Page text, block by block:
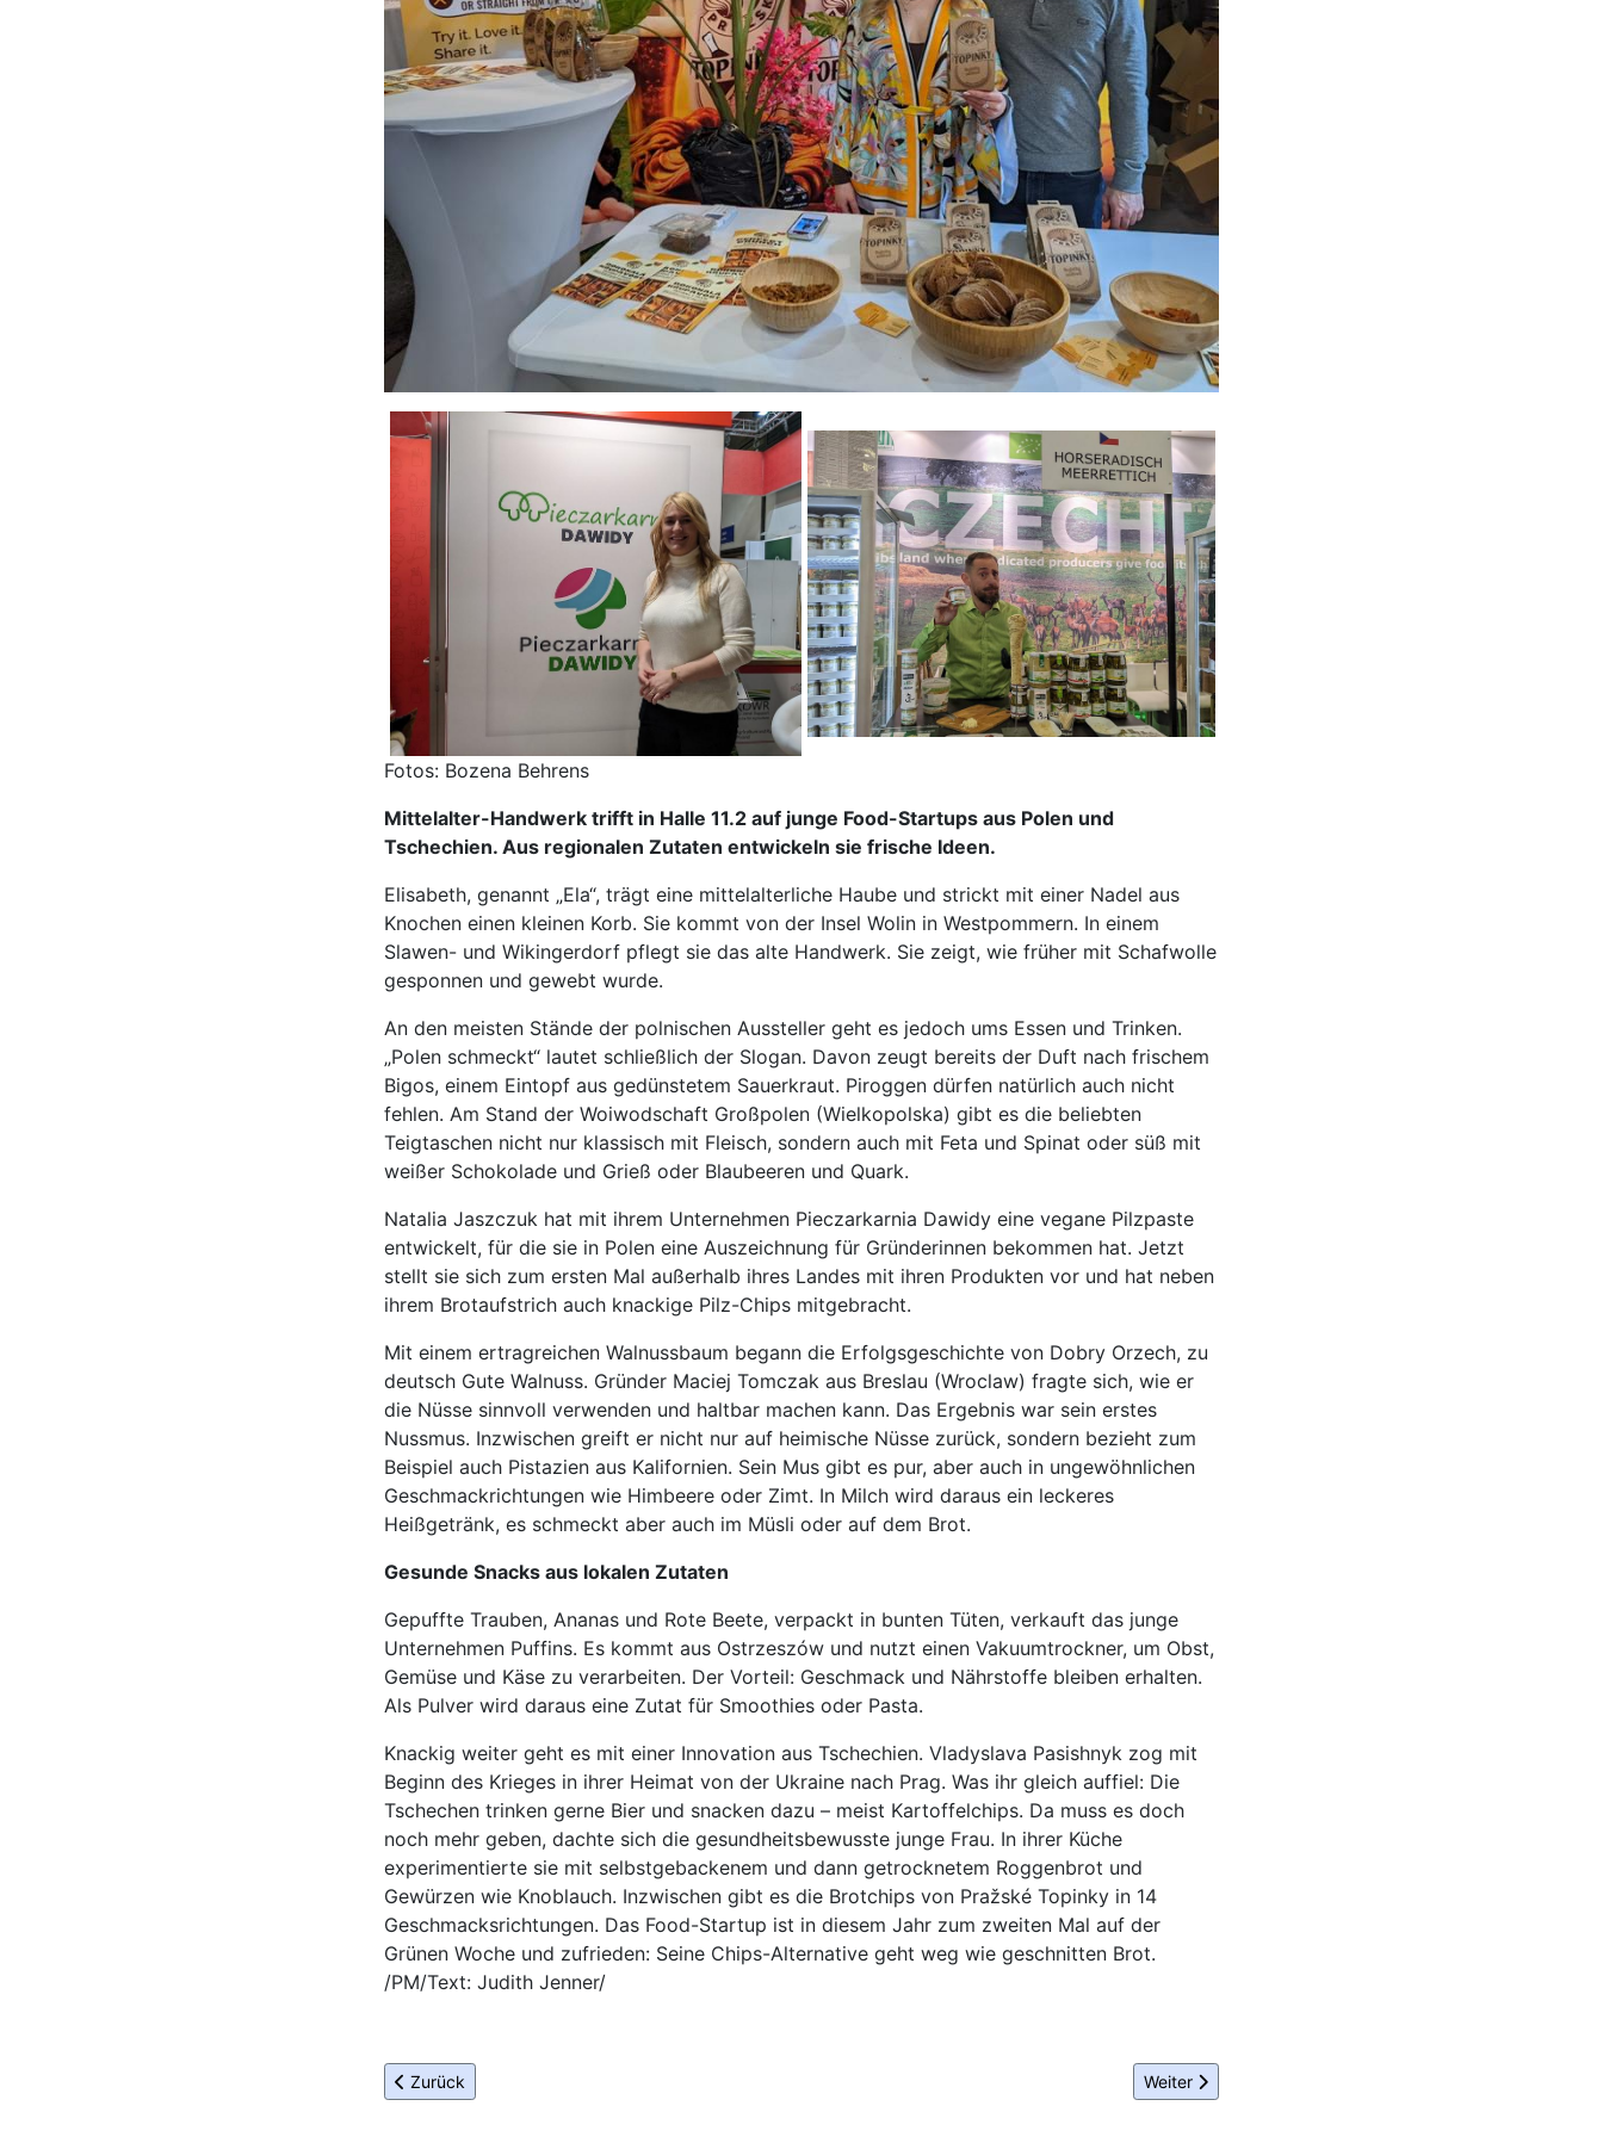
Fotos: Bozena Behrens
Mittelalter-Handwerk trifft in Halle 11.2 auf junge Food-Startups aus Polen und
Tschechien. Aus regionalen Zutaten entwickeln sie frische Ideen.
Elisabeth, genannt „Ela“, trägt eine mittelalterliche Haube und strickt mit einer Nadel aus
Knochen einen kleinen Korb. Sie kommt von der Insel Wolin in Westpommern. In einem
Slawen- und Wikingerdorf pflegt sie das alte Handwerk. Sie zeigt, wie früher mit Schafwolle
gesponnen und gewebt wurde.
An den meisten Stände der polnischen Aussteller geht es jedoch ums Essen und Trinken.
„Polen schmeckt“ lautet schließlich der Slogan. Davon zeugt bereits der Duft nach frischem
Bigos, einem Eintopf aus gedünstetem Sauerkraut. Piroggen dürfen natürlich auch nicht
fehlen. Am Stand der Woiwodschaft Großpolen (Wielkopolska) gibt es die beliebten
Teigtaschen nicht nur klassisch mit Fleisch, sondern auch mit Feta und Spinat oder süß mit
weißer Schokolade und Grieß oder Blaubeeren und Quark.
Natalia Jaszczuk hat mit ihrem Unternehmen Pieczarkarnia Dawidy eine vegane Pilzpaste
entwickelt, für die sie in Polen eine Auszeichnung für Gründerinnen bekommen hat. Jetzt
stellt sie sich zum ersten Mal außerhalb ihres Landes mit ihren Produkten vor und hat neben
ihrem Brotaufstrich auch knackige Pilz-Chips mitgebracht.
Mit einem ertragreichen Walnussbaum begann die Erfolgsgeschichte von Dobry Orzech, zu
deutsch Gute Walnuss. Gründer Maciej Tomczak aus Breslau (Wroclaw) fragte sich, wie er
die Nüsse sinnvoll verwenden und haltbar machen kann. Das Ergebnis war sein erstes
Nussmus. Inzwischen greift er nicht nur auf heimische Nüsse zurück, sondern bezieht zum
Beispiel auch Pistazien aus Kalifornien. Sein Mus gibt es pur, aber auch in ungewöhnlichen
Geschmackrichtungen wie Himbeere oder Zimt. In Milch wird daraus ein leckeres
Heißgetränk, es schmeckt aber auch im Müsli oder auf dem Brot.
Gesunde Snacks aus lokalen Zutaten
Gepuffte Trauben, Ananas und Rote Beete, verpackt in bunten Tüten, verkauft das junge
Unternehmen Puffins. Es kommt aus Ostrzeszów und nutzt einen Vakuumtrockner, um Obst,
Gemüse und Käse zu verarbeiten. Der Vorteil: Geschmack und Nährstoffe bleiben erhalten.
Als Pulver wird daraus eine Zutat für Smoothies oder Pasta.
Knackig weiter geht es mit einer Innovation aus Tschechien. Vladyslava Pasishnyk zog mit
Beginn des Krieges in ihrer Heimat von der Ukraine nach Prag. Was ihr gleich auffiel: Die
Tschechen trinken gerne Bier und snacken dazu – meist Kartoffelchips. Da muss es doch
noch mehr geben, dachte sich die gesundheitsbewusste junge Frau. In ihrer Küche
experimentierte sie mit selbstgebackenem und dann getrocknetem Roggenbrot und
Gewürzen wie Knoblauch. Inzwischen gibt es die Brotchips von Pražské Topinky in 14
Geschmacksrichtungen. Das Food-Startup ist in diesem Jahr zum zweiten Mal auf der
Grünen Woche und zufrieden: Seine Chips-Alternative geht weg wie geschnitten Brot.
/PM/Text: Judith Jenner/
Vorheriger Beitrag: 16. Berliner Milchforum
Zurück Nächster Beitrag: SkoneLabs gewinnt Startup-Days der
Weiter